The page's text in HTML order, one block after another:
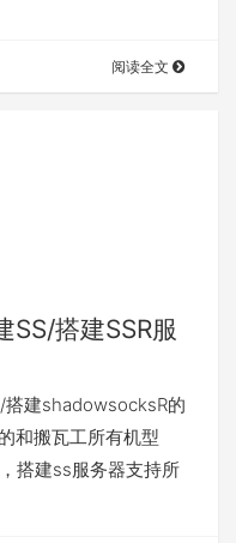
阅读全文
SS/搭建SSR服
建shadowsocksR的
和搬瓦工所有机型
搭建ss服务器支持所